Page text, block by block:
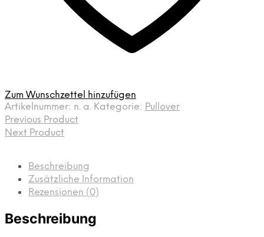
Zum Wunschzettel hinzufügen
Artikelnummer: n. a. Kategorie: Pullover
Previous Product
Next Product
Beschreibung
Zusätzliche Information
Rezensionen (0)
Beschreibung